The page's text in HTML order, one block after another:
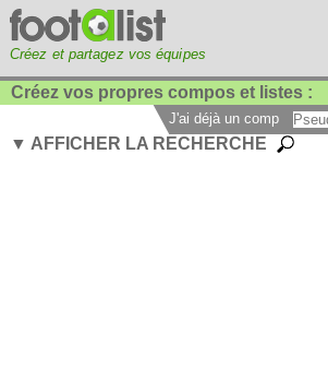
Créez et partagez vos équipes
Créez vos propres compos et listes :
J'ai déjà un compte :
▼ AFFICHER LA RECHERCHE